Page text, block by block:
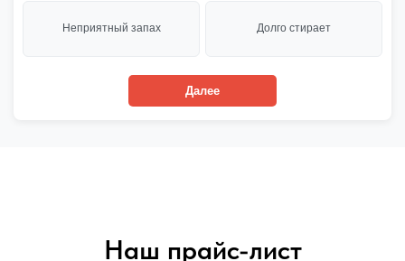
Неприятный запах Долго стирает
Далее
Наш прайс-лист